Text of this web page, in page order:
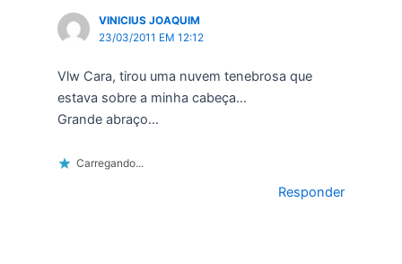
VINICIUS JOAQUIM
23/03/2011 EM 12:12
Vlw Cara, tirou uma nuvem tenebrosa que
estava sobre a minha cabeça…
Grande abraço…
Carregando...
Responder